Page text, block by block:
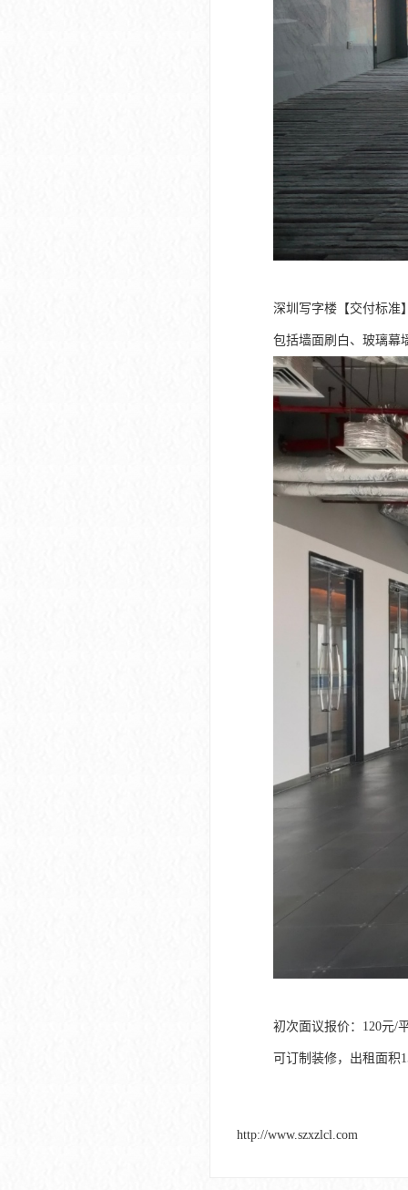
深圳写字楼【交付标准
包括墙面刷白、玻璃幕
初次面议报价：120元/
可订制装修，出租面积
http://www.szxzlcl.com